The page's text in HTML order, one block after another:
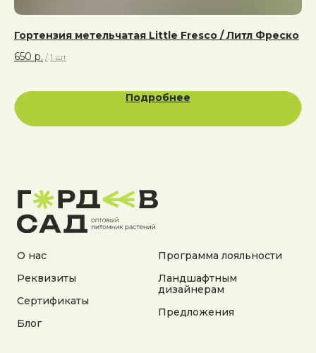
Гортензия метельчатая Little Fresco / Литл Фреско
650 р. / 1 шт
Подробнее
О нас
Реквизиты
Сертификаты
Блог
Программа лояльности
Ландшафтным
дизайнерам
Предложения
© 2025 Гордеев Сад. Все права защищены
Не является публичной офертой. Информация
Документы:
поселение Асеньевское, деревня Гордеево
Согласие на получение рекламной информации